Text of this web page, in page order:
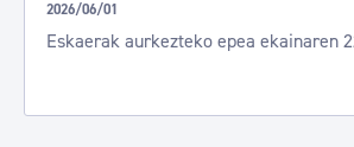
2026/06/01
Eskaerak aurkezteko epea ekainaren